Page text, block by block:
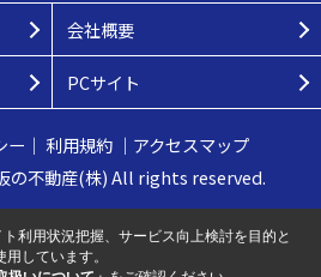
会社概要
PCサイト
ー ｜ 利用規約｜ アクセスマップ
の不動産(株) All rights reserved.
利用状況把握、サービス向上検討を目的と
しています。